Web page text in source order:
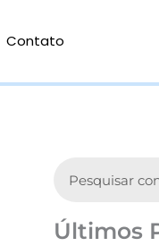
Contato
Últimos